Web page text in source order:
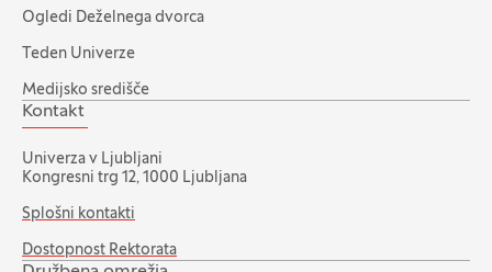
Ogledi Deželnega dvorca
Teden Univerze
Medijsko središče
Kontakt
Univerza v Ljubljani
Kongresni trg 12, 1000 Ljubljana
Splošni kontakti
Dostopnost Rektorata